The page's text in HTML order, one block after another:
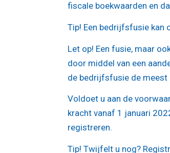
fiscale boekwaarden en
Tip! Een bedrijfsfusie kan
Let op! Een fusie, maar
door middel van een
de bedrijfsfusie de meest
Voldoet u aan de
kracht vanaf 1 januari
registreren.
Tip! Twijfelt u nog?